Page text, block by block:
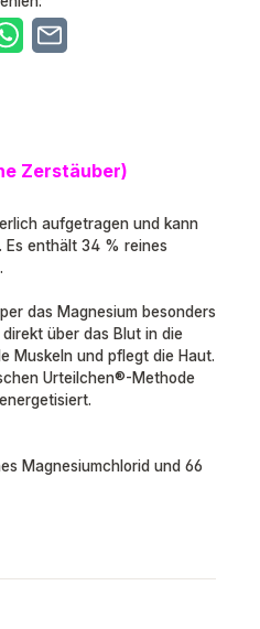
Zerstäuber)
aufgetragen und kann
enthält 34 % reines
das Magnesium besonders
über das Blut in die
Muskeln und pflegt die Haut.
Urteilchen®-Methode
Magnesiumchlorid und 66